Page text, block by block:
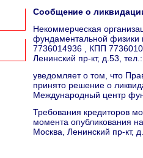
Сообщение о
Некоммерческая
фундаментальной
7736014936 , КПП
Ленинский пр-кт, д.53,
уведомляет о том, что
принято решение о
Международный центр
Требования кредиторов
момента опубликования
Москва, Ленинский пр-кт,